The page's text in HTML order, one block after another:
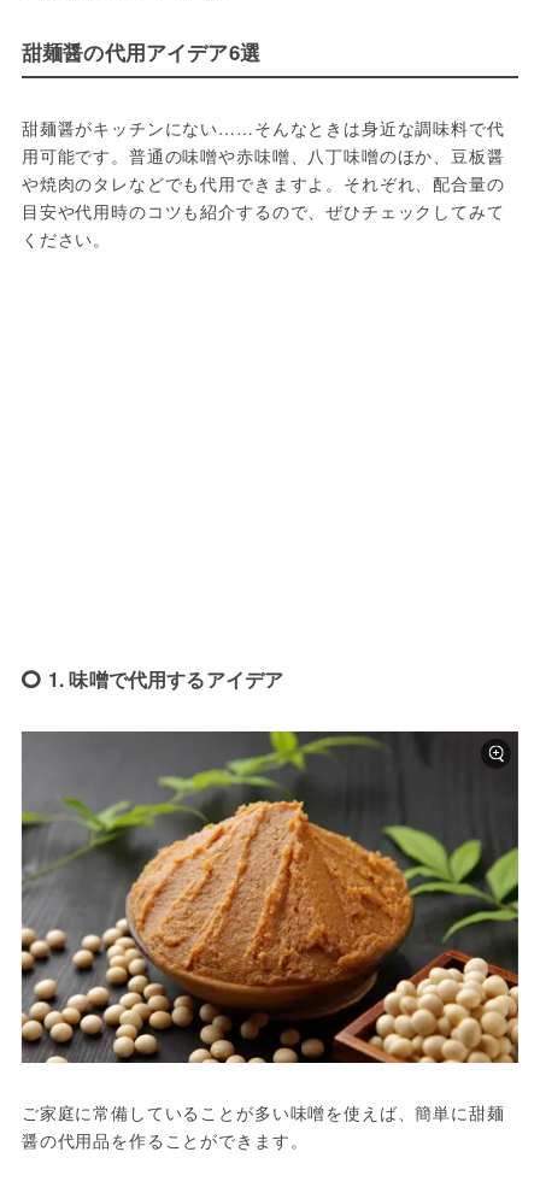
甜麺醤の代用アイデア6選
甜麺醤がキッチンにない……そんなときは身近な調味料で代
用可能です。普通の味噌や赤味噌、八丁味噌のほか、豆板醤
や焼肉のタレなどでも代用できますよ。それぞれ、配合量の
目安や代用時のコツも紹介するので、ぜひチェックしてみて
ください。
1. 味噌で代用するアイデア
ご家庭に常備していることが多い味噌を使えば、簡単に甜麺
醤の代用品を作ることができます。